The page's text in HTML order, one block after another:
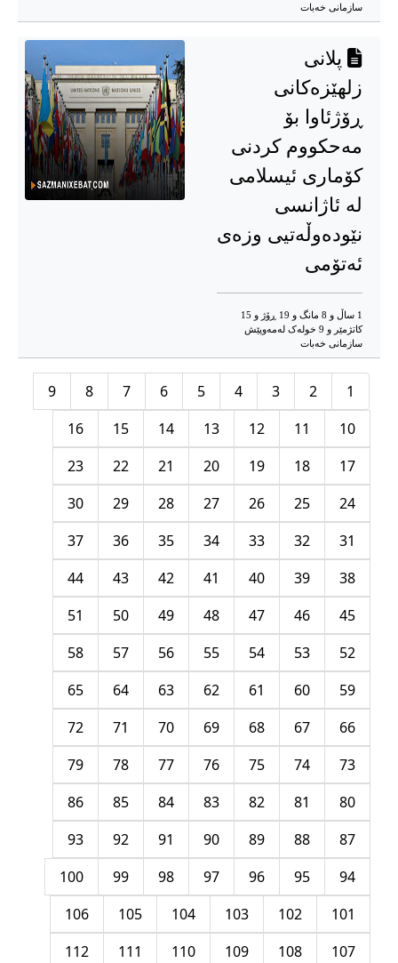
سازمانی خەبات
پلانی
زلهێزەکانی
ڕۆژئاوا بۆ
مەحكووم كردنی
کۆماری ئیسلامی
لە ئاژانسی
نێودەوڵەتیی وزەی
ئەتۆمی
1 ساڵ و 8 مانگ و 19 ڕۆژ و 15
کاتژمێر و 9 خوله‌ک له‌مه‌وپێش‌
سازمانی خەبات
1
2
3
4
5
6
7
8
9
10
11
12
13
14
15
16
17
18
19
20
21
22
23
24
25
26
27
28
29
30
31
32
33
34
35
36
37
38
39
40
41
42
43
44
45
46
47
48
49
50
51
52
53
54
55
56
57
58
59
60
61
62
63
64
65
66
67
68
69
70
71
72
73
74
75
76
77
78
79
80
81
82
83
84
85
86
87
88
89
90
91
92
93
94
95
96
97
98
99
100
101
102
103
104
105
106
107
108
109
110
111
112